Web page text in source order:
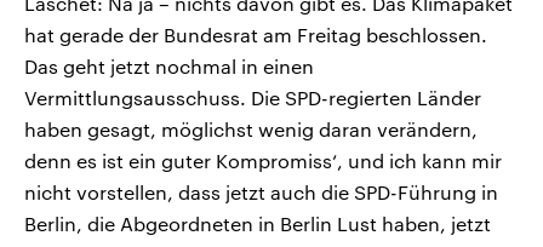
hat gerade der Bundesrat am Freitag beschlossen.
Das geht jetzt nochmal in einen
Vermittlungsausschuss. Die SPD-regierten Länder
haben gesagt, möglichst wenig daran verändern,
denn es ist ein guter Kompromiss‘, und ich kann mir
nicht vorstellen, dass jetzt auch die SPD-Führung in
Berlin, die Abgeordneten in Berlin Lust haben, jetzt